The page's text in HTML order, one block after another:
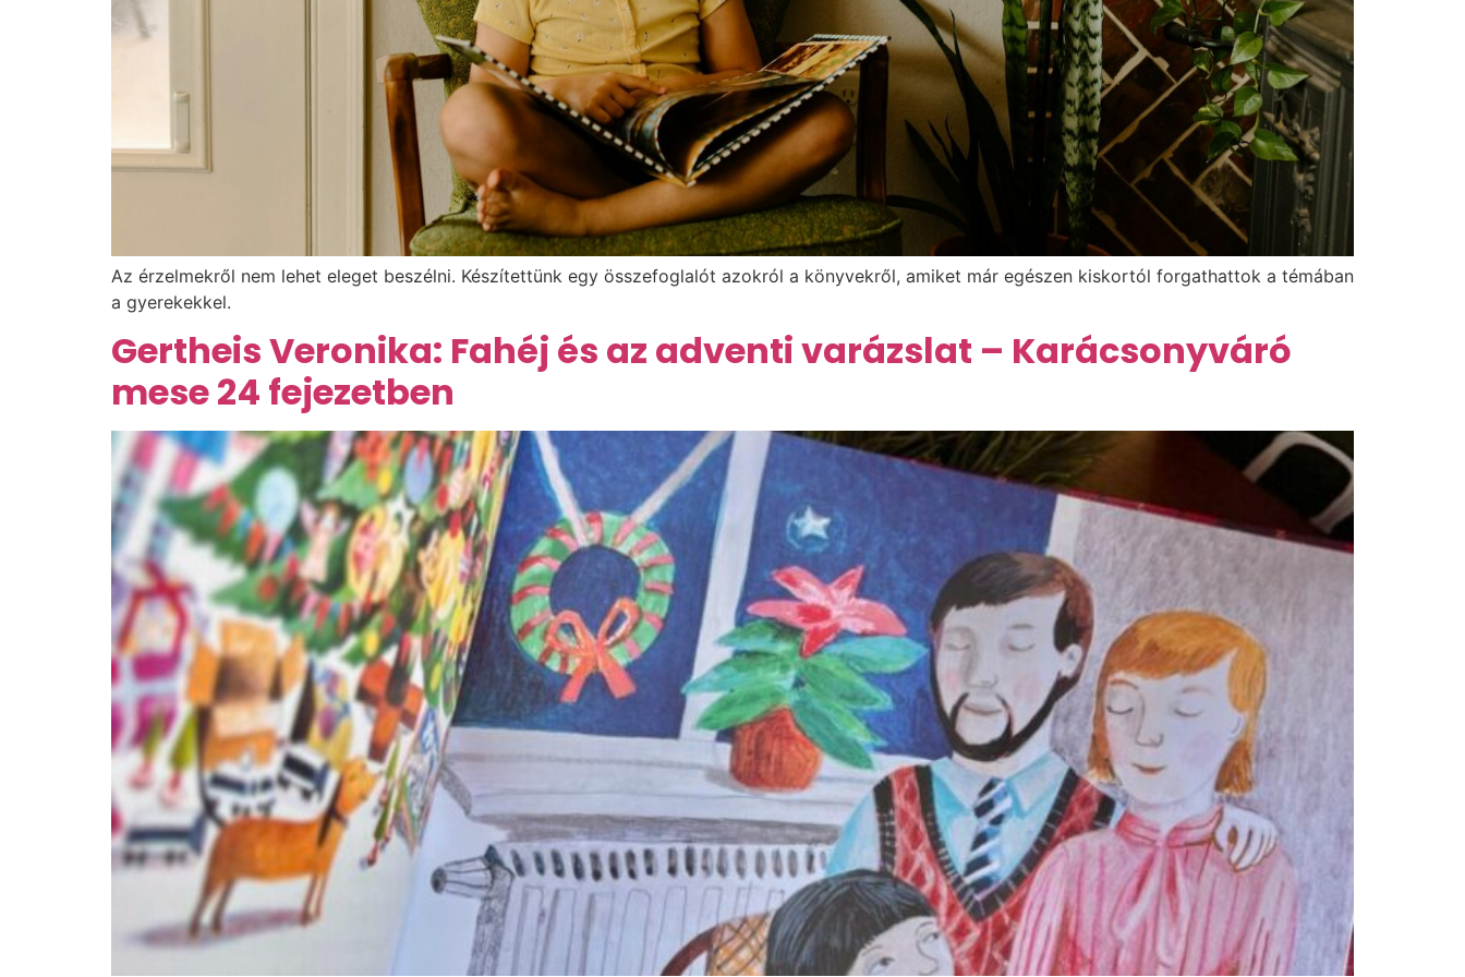
Az érzelmekről nem lehet eleget beszélni. Készítettünk egy összefoglalót azokról a könyvekről, amiket már egészen kiskortól forgathattok a témában
a gyerekekkel.
Gertheis Veronika: Fahéj és az adventi varázslat – Karácsonyváró
mese 24 fejezetben